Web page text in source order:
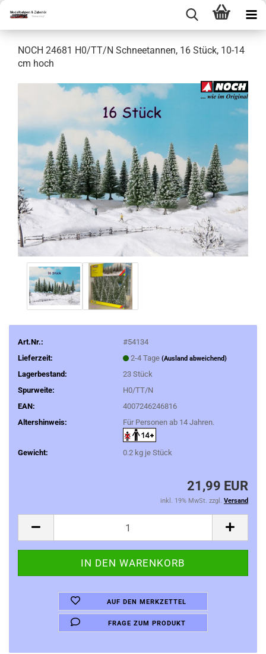
NOCH 24681 H0/TT/N Schneetannen, 16 Stück, 10-14
cm hoch
Art.Nr.:
#54134
Lieferzeit:
2-4 Tage (Ausland abweichend)
Lagerbestand: 23 Stück
Spurweite:
H0/TT/N
EAN:
4007246246816
Altershinweis:
Für Personen ab 14 Jahren.
Gewicht: 0.2kg je Stück
21,99 EUR
inkl. 19% MwSt. zzgl. Versand
AUF DEN MERKZETTEL
FRAGE ZUM PRODUKT